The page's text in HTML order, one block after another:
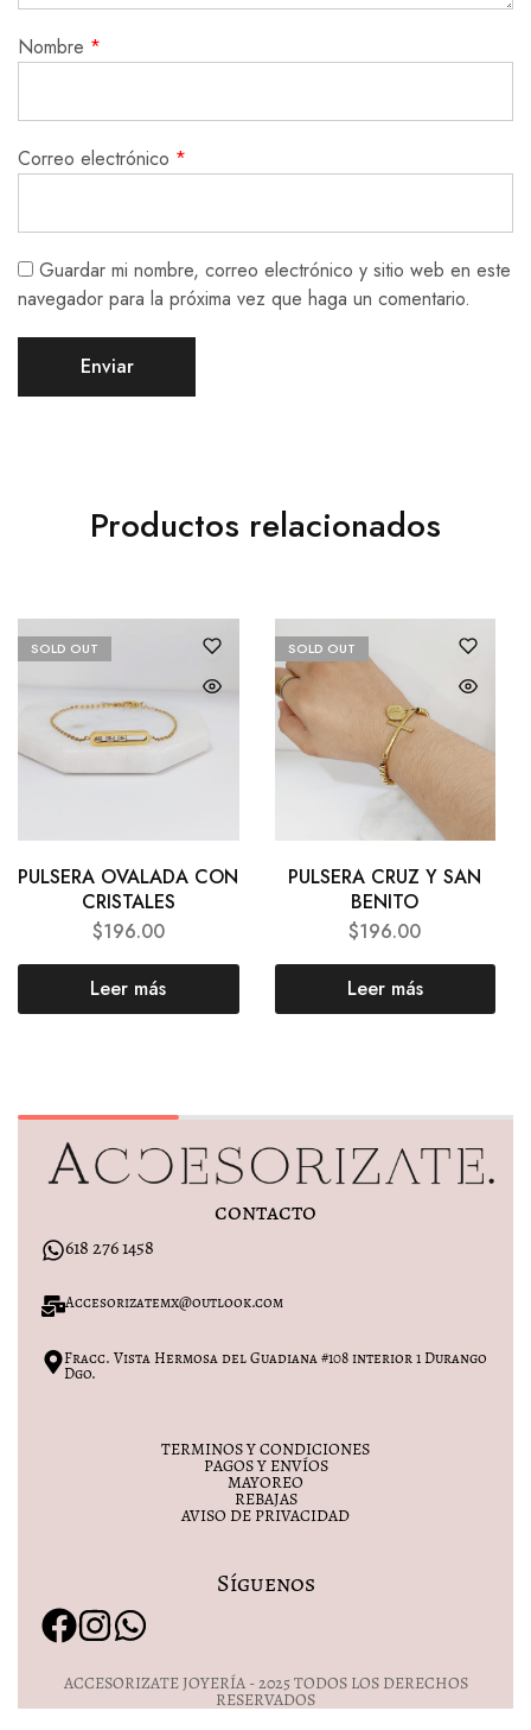
Nombre *
Correo electrónico *
Guardar mi nombre, correo electrónico y sitio web en este
navegador para la próxima vez que haga un comentario.
Productos relacionados
SOLD OUT
PULSERA OVALADA CON
CRISTALES
$196.00
Leer más
SOLD OUT
PULSERA CRUZ Y SAN
BENITO
$196.00
Leer más
contacto
618 276 1458
Accesorizatemx@outlook.com
Fracc. Vista Hermosa del Guadiana #108 interior 1 Durango
Dgo.
TERMINOS Y CONDICIONES
PAGOS Y ENVÍOS
MAYOREO
REBAJAS
AVISO DE PRIVACIDAD
Síguenos
ACCESORIZATE JOYERÍA - 2025 TODOS LOS DERECHOS
RESERVADOS